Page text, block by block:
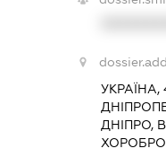
УКРАЇНА,
ДНІПРО,